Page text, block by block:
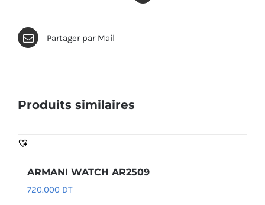
Partager par Mail
Produits similaires
ARMANI WATCH AR2509
720.000 DT